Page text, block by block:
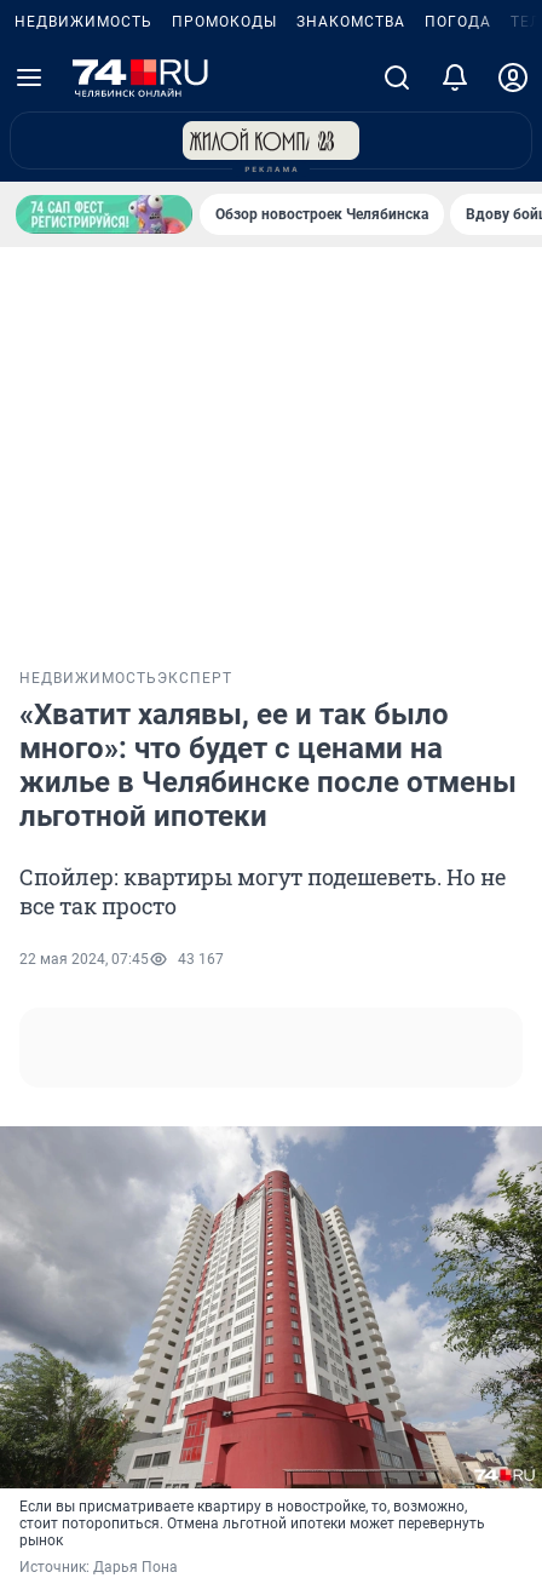
НЕДВИЖИМОСТЬ ПРОМОКОДЫ ЗНАКОМСТВА ПОГОДА
Обзор новостроек Челябинска Вдову
НЕДВИЖИМОСТЬ ЭКСПЕРТ
«Хватит халявы, ее и так было
много»: что будет с ценами на
жилье в Челябинске после отмены
льготной ипотеки
Спойлер: квартиры могут подешеветь. Но не
все так просто
22 мая 2024, 07:45 43 167
Если вы присматриваете квартиру в новостройке, то, возможно,
стоит поторопиться. Отмена льготной ипотеки может перевернуть
рынок
Источник: Дарья Пона